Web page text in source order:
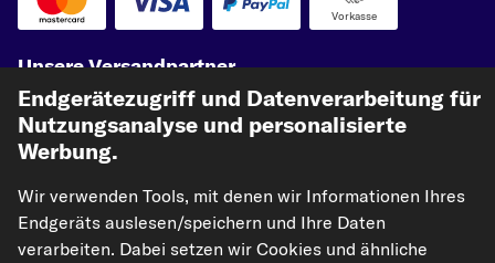
Vorkasse
Unsere Versandpartner
Endgerätezugriff und Datenverarbeitung für
Nutzungsanalyse und personalisierte
Werbung.
Wir verwenden Tools, mit denen wir Informationen Ihres
Endgeräts auslesen/speichern und Ihre Daten
verarbeiten. Dabei setzen wir Cookies und ähnliche